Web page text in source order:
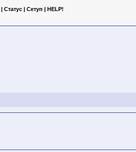
| Статус | Сетуп | HELP!